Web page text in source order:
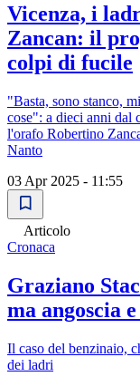
Vicenza, i
Zancan: il
colpi di fucile
"Basta, sono stanco,
cose": a dieci anni dal
l'orafo Robertino
Nanto
03 Apr 2025 - 11:55
Articolo
Cronaca
Graziano
ma angoscia
Il caso del benzinaio,
dei ladri